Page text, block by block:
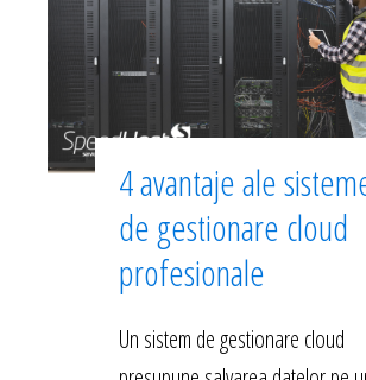
4 avantaje ale
de gestionare cloud
profesionale
Un sistem de gestionare cloud